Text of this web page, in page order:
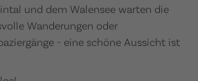
und dem Walensee warten die
Wanderungen oder
- eine schöne Aussicht ist